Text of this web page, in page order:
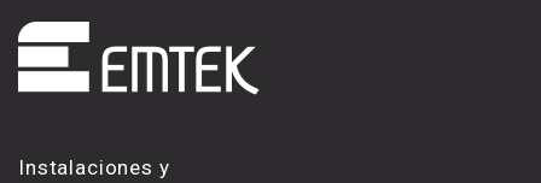
Instalaciones y